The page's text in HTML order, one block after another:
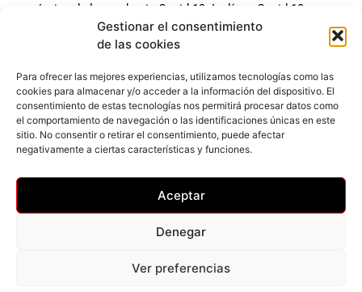
Gestionar el consentimiento
de las cookies
Para ofrecer las mejores experiencias, utilizamos tecnologías como las
cookies para almacenar y/o acceder a la información del dispositivo. El
consentimiento de estas tecnologías nos permitirá procesar datos como
el comportamiento de navegación o las identificaciones únicas en este
sitio. No consentir o retirar el consentimiento, puede afectar
negativamente a ciertas características y funciones.
Aceptar
Denegar
Ver preferencias
económica de la pandemia Covid-19. La línea Covid-19
coste cero cofinanciada por la unión europea.
Expediente: 2020.07.COSI.0483
Web desarrollada gracias al Programa Kit Digital
Cofinanciado por los Fondos Next Generation (EU) del
–Accesibilidad–Cookies